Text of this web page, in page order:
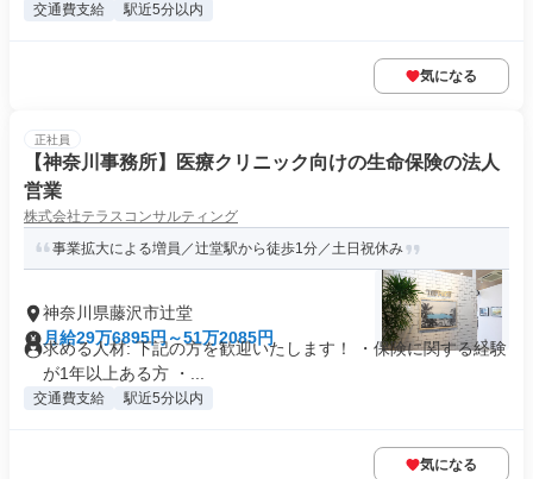
交通費支給 駅近5分以内
気になる
正社員
【神奈川事務所】医療クリニック向けの生命保険の法人
営業
株式会社テラスコンサルティング
事業拡大による増員／辻堂駅から徒歩1分／土日祝休み
神奈川県藤沢市辻堂
月給29万6895円～51万2085円
求める人材: 下記の方を歓迎いたします！ ・保険に関する経験
が1年以上ある方 ・...
交通費支給 駅近5分以内
気になる